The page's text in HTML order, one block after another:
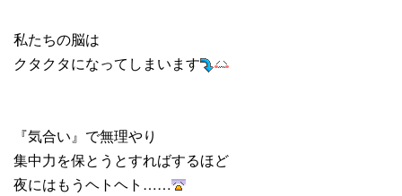
私たちの脳は
クタクタになってしまいます
『気合い』で無理やり
集中力を保とうとすればするほど
夜にはもうヘトヘト……